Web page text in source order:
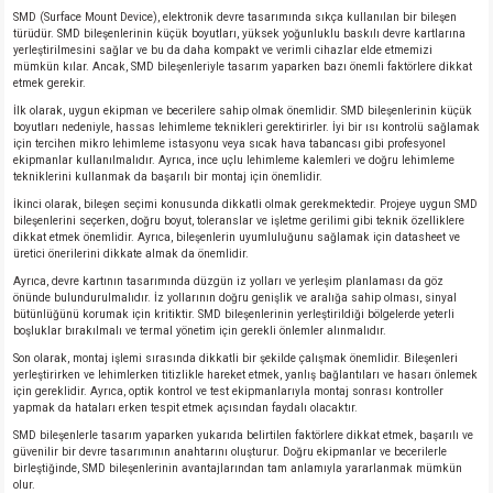
SMD (Surface Mount Device), elektronik devre tasarımında sıkça kullanılan bir bileşen
türüdür. SMD bileşenlerinin küçük boyutları, yüksek yoğunluklu baskılı devre kartlarına
yerleştirilmesini sağlar ve bu da daha kompakt ve verimli cihazlar elde etmemizi
mümkün kılar. Ancak, SMD bileşenleriyle tasarım yaparken bazı önemli faktörlere dikkat
etmek gerekir.
İlk olarak, uygun ekipman ve becerilere sahip olmak önemlidir. SMD bileşenlerinin küçük
boyutları nedeniyle, hassas lehimleme teknikleri gerektirirler. İyi bir ısı kontrolü sağlamak
için tercihen mikro lehimleme istasyonu veya sıcak hava tabancası gibi profesyonel
ekipmanlar kullanılmalıdır. Ayrıca, ince uçlu lehimleme kalemleri ve doğru lehimleme
tekniklerini kullanmak da başarılı bir montaj için önemlidir.
İkinci olarak, bileşen seçimi konusunda dikkatli olmak gerekmektedir. Projeye uygun SMD
bileşenlerini seçerken, doğru boyut, toleranslar ve işletme gerilimi gibi teknik özelliklere
dikkat etmek önemlidir. Ayrıca, bileşenlerin uyumluluğunu sağlamak için datasheet ve
üretici önerilerini dikkate almak da önemlidir.
Ayrıca, devre kartının tasarımında düzgün iz yolları ve yerleşim planlaması da göz
önünde bulundurulmalıdır. İz yollarının doğru genişlik ve aralığa sahip olması, sinyal
bütünlüğünü korumak için kritiktir. SMD bileşenlerinin yerleştirildiği bölgelerde yeterli
boşluklar bırakılmalı ve termal yönetim için gerekli önlemler alınmalıdır.
Son olarak, montaj işlemi sırasında dikkatli bir şekilde çalışmak önemlidir. Bileşenleri
yerleştirirken ve lehimlerken titizlikle hareket etmek, yanlış bağlantıları ve hasarı önlemek
için gereklidir. Ayrıca, optik kontrol ve test ekipmanlarıyla montaj sonrası kontroller
yapmak da hataları erken tespit etmek açısından faydalı olacaktır.
SMD bileşenlerle tasarım yaparken yukarıda belirtilen faktörlere dikkat etmek, başarılı ve
güvenilir bir devre tasarımının anahtarını oluşturur. Doğru ekipmanlar ve becerilerle
birleştiğinde, SMD bileşenlerinin avantajlarından tam anlamıyla yararlanmak mümkün
olur.